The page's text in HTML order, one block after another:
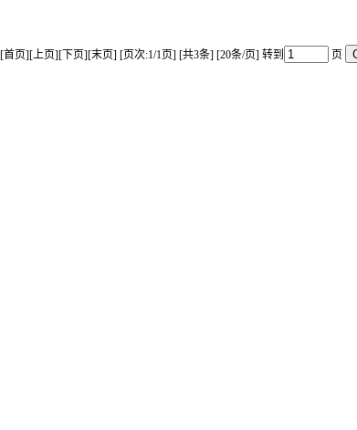
[首页][上页][下页][末页] [页次:1/1页] [共3条] [20条/页] 转到 页